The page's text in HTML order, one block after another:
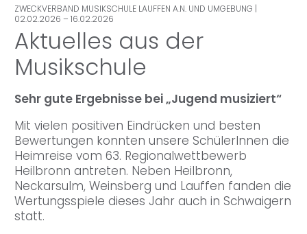
ZWECKVERBAND MUSIKSCHULE LAUFFEN A.N. UND UMGEBUNG |
02.02.2026 – 16.02.2026
Aktuelles aus der
Musikschule
Sehr gute Ergebnisse bei „Jugend musiziert“
Mit vielen positiven Eindrücken und besten
Bewertungen konnten unsere SchülerInnen die
Heimreise vom 63. Regionalwettbewerb
Heilbronn antreten. Neben Heilbronn,
Neckarsulm, Weinsberg und Lauffen fanden die
Wertungsspiele dieses Jahr auch in Schwaigern
statt.